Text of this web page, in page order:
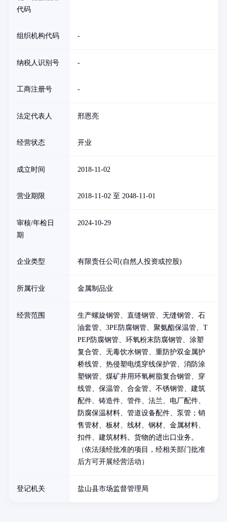
代码
组织机构代码 -
纳税人识别号 -
工商注册号 -
法定代表人 邢恩亮
经营状态 开业
成立时间 2018-11-02
营业期限 2018-11-02 至 2048-11-01
审核/年检日
期
2024-10-29
企业类型 有限责任公司(自然人投资或控股)
所属行业 金属制品业
经营范围
生产螺旋钢管、直缝钢管、无缝钢管、石
油套管、3PE防腐钢管、聚氨酯保温管、T
PEP防腐钢管、环氧粉末防腐钢管、涂塑
复合管、无毒饮水钢管、重防护双金属护
桥线管、热侵塑电缆穿线保护管、消防涂
塑钢管、煤矿井用环氧树脂复合钢管、穿
线管、保温管、合金管、不锈钢管、建筑
配件、铸造件、管件、法兰、电厂配件、
防腐保温材料、管道设备配件、泵管；销
售管材、板材、线材、钢材、金属材料、
扣件、建筑材料。货物的进出口业务。
（依法须经批准的项目，经相关部门批准
后方可开展经营活动）
登记机关 盐山县市场监督管理局